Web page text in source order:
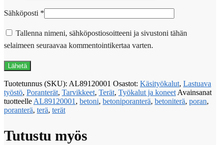
Sähköposti *
Tallenna nimeni, sähköpostiosoitteeni ja sivustoni tähän
selaimeen seuraavaa kommentointikertaa varten.
Tuotetunnus (SKU): AL89120001 Osastot: Käsityökalut, Lastuava
työstö, Poranterät, Tarvikkeet, Terät, Työkalut ja koneet Avainsanat
tuotteelle AL89120001 , betoni, betoniporanterä, betoniterä, poran,
poranterä, terä, terät
Tutustu myös